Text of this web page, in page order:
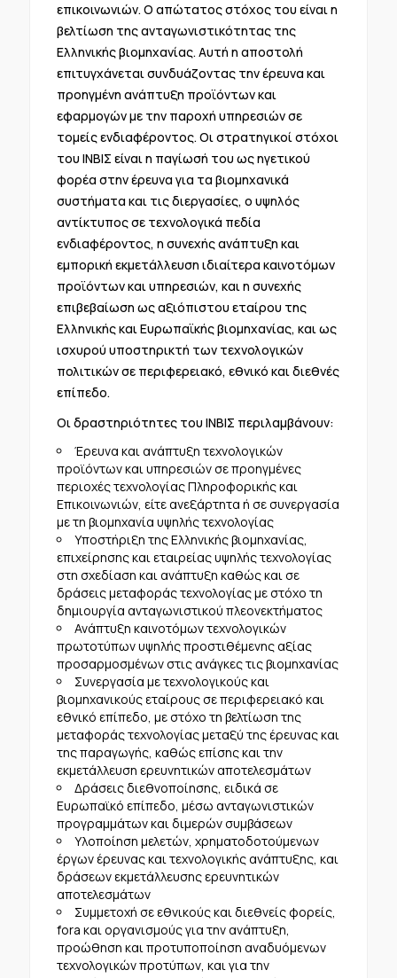
επικοινωνιών. Ο απώτατος στόχος του είναι η
βελτίωση της ανταγωνιστικότητας της
Ελληνικής βιομηχανίας. Αυτή η αποστολή
επιτυγχάνεται συνδυάζοντας την έρευνα και
προηγμένη ανάπτυξη προϊόντων και
εφαρμογών με την παροχή υπηρεσιών σε
τομείς ενδιαφέροντος. Οι στρατηγικοί στόχοι
του ΙΝΒΙΣ είναι η παγίωσή του ως ηγετικού
φορέα στην έρευνα για τα βιομηχανικά
συστήματα και τις διεργασίες, ο υψηλός
αντίκτυπος σε τεχνολογικά πεδία
ενδιαφέροντος, η συνεχής ανάπτυξη και
εμπορική εκμετάλλευση ιδιαίτερα καινοτόμων
προϊόντων και υπηρεσιών, και η συνεχής
επιβεβαίωση ως αξιόπιστου εταίρου της
Ελληνικής και Ευρωπαϊκής βιομηχανίας, και ως
ισχυρού υποστηρικτή των τεχνολογικών
πολιτικών σε περιφερειακό, εθνικό και διεθνές
επίπεδο.
Οι δραστηριότητες του ΙΝΒΙΣ περιλαμβάνουν:
Έρευνα και ανάπτυξη τεχνολογικών
προϊόντων και υπηρεσιών σε προηγμένες
περιοχές τεχνολογίας Πληροφορικής και
Επικοινωνιών, είτε ανεξάρτητα ή σε συνεργασία
με τη βιομηχανία υψηλής τεχνολογίας
Υποστήριξη της Ελληνικής βιομηχανίας,
επιχείρησης και εταιρείας υψηλής τεχνολογίας
στη σχεδίαση και ανάπτυξη καθώς και σε
δράσεις μεταφοράς τεχνολογίας με στόχο τη
δημιουργία ανταγωνιστικού πλεονεκτήματος
Ανάπτυξη καινοτόμων τεχνολογικών
πρωτοτύπων υψηλής προστιθέμενης αξίας
προσαρμοσμένων στις ανάγκες τις βιομηχανίας
Συνεργασία με τεχνολογικούς και
βιομηχανικούς εταίρους σε περιφερειακό και
εθνικό επίπεδο, με στόχο τη βελτίωση της
μεταφοράς τεχνολογίας μεταξύ της έρευνας και
της παραγωγής, καθώς επίσης και την
εκμετάλλευση ερευνητικών αποτελεσμάτων
Δράσεις διεθνοποίησης, ειδικά σε
Ευρωπαϊκό επίπεδο, μέσω ανταγωνιστικών
προγραμμάτων και διμερών συμβάσεων
Υλοποίηση μελετών, χρηματοδοτούμενων
έργων έρευνας και τεχνολογικής ανάπτυξης, και
δράσεων εκμετάλλευσης ερευνητικών
αποτελεσμάτων
Συμμετοχή σε εθνικούς και διεθνείς φορείς,
fora και οργανισμούς για την ανάπτυξη,
προώθηση και προτυποποίηση αναδυόμενων
τεχνολογικών προτύπων, και για την